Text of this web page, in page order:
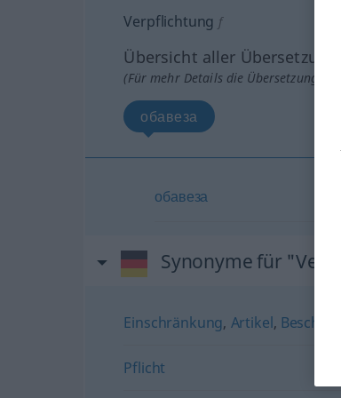
Verpflichtung f
Übersicht aller
(Für mehr Details die Übersetzung
обавеза
обавеза
Synonyme für
Einschränkung, Artikel,
Pflicht